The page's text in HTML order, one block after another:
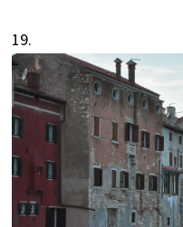
19.